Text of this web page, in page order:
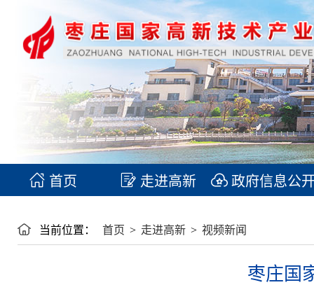
首页 走进高新 政府信息公
当前位置： 首页 > 走进高新 > 视频新闻
枣庄国